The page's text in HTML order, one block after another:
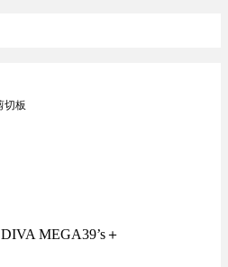
切板
MEGA39’s＋